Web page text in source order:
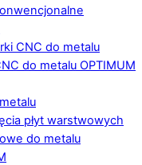
CNC do metalu
do metalu OPTIMUM
płyt warstwowych
do metalu